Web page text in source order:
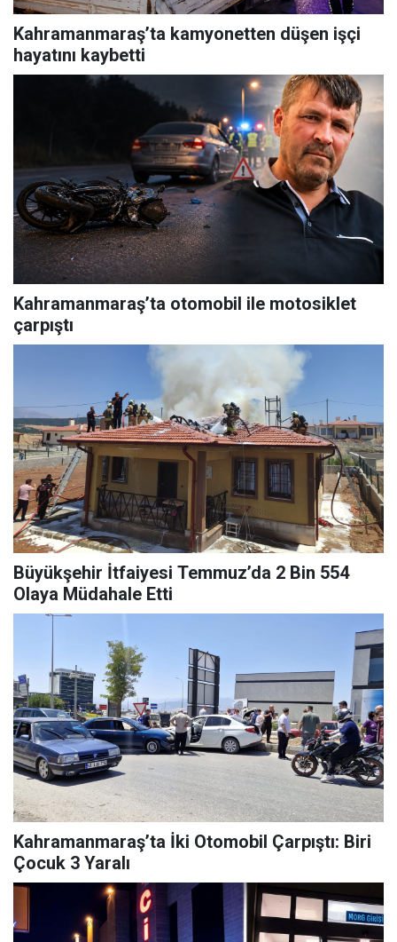
Kahramanmaraş’ta kamyonetten düşen işçi
hayatını kaybetti
Kahramanmaraş’ta otomobil ile motosiklet
çarpıştı
Büyükşehir İtfaiyesi Temmuz’da 2 Bin 554
Olaya Müdahale Etti
Kahramanmaraş’ta İki Otomobil Çarpıştı: Biri
Çocuk 3 Yaralı